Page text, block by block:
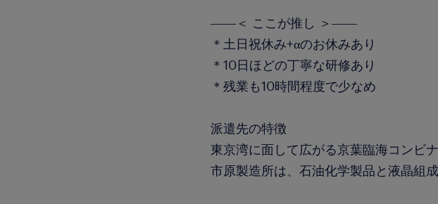
――＜ ここが推し ＞――
＊土日祝休み+αのお休みあり
＊10日ほどの丁寧な研修あり
＊残業も10時間程度で少なめ
派遣先の特徴
東京湾に面して広がる京葉臨海コンビ
市原製造所は、石油化学製品と液晶組